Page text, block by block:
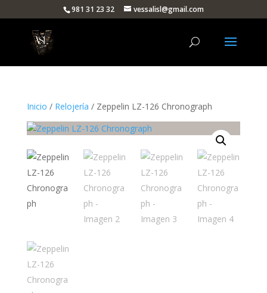
981 31 23 32 vessalisl@gmail.com
Inicio / Relojería / Zeppelin LZ-126 Chronograph